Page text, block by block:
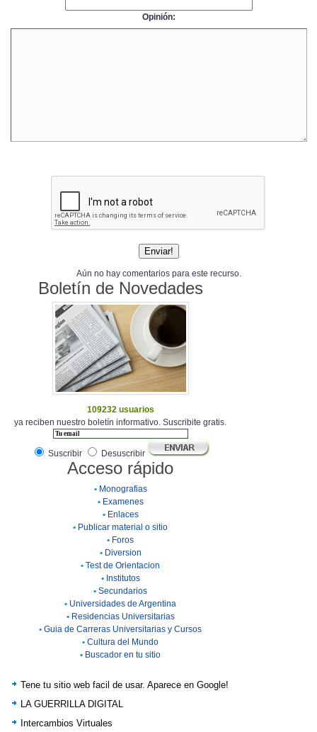
Opinión:
Aún no hay comentarios para este recurso.
Boletín de Novedades
109232 usuarios
ya reciben nuestro boletín informativo. Suscribite gratis.
Suscribir Desuscribir
Acceso rápido
• Monografias
• Examenes
• Enlaces
• Publicar material o sitio
• Foros
• Diversion
• Test de Orientacion
• Institutos
• Secundarios
• Universidades de Argentina
• Residencias Universitarias
• Guia de Carreras Universitarias y Cursos
• Cultura del Mundo
• Buscador en tu sitio
Tene tu sitio web facil de usar. Aparece en Google!
LA GUERRILLA DIGITAL
Intercambios Virtuales